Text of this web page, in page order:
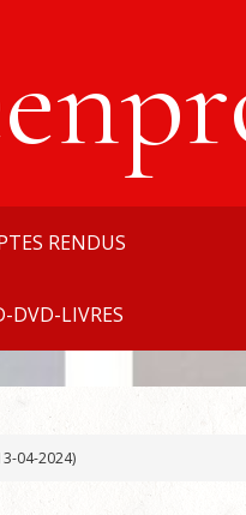
RENDUS
DVD-LIVRES
04-2024)